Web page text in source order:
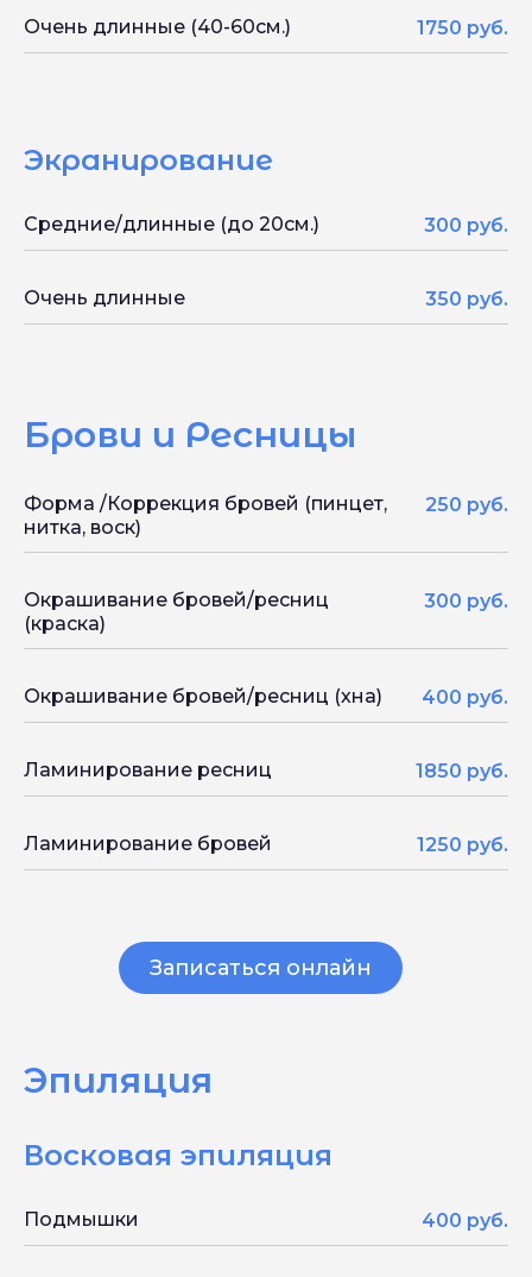
Очень длинные (40-60см.) 1750 руб.
Экранирование
Средние/длинные (до 20см.) 300 руб.
Очень длинные 350 руб.
Брови и Ресницы
Форма /Коррекция бровей (пинцет,
нитка, воск)
250 руб.
Окрашивание бровей/ресниц
(краска)
300 руб.
Окрашивание бровей/ресниц (хна) 400 руб.
Ламинирование ресниц 1850 руб.
Ламинирование бровей 1250 руб.
Записаться онлайн
Эпиляция
Восковая эпиляция
Подмышки 400 руб.
Разработка сайта:
ПрофессорМ
ИНН: 6700021656
КудриПудри
Акции
Главная
Выбрать филиал